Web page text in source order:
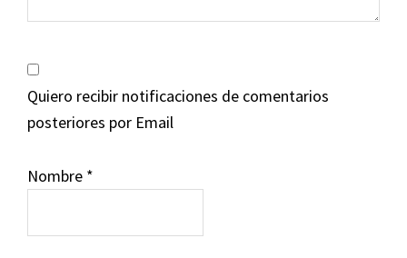
Quiero recibir notificaciones de comentarios
posteriores por Email
Nombre *